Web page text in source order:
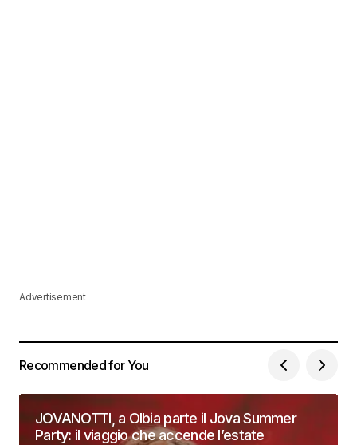
Advertisement
Recommended for You
JOVANOTTI, a Olbia parte il Jova Summer
Party: il viaggio che accende l’estate